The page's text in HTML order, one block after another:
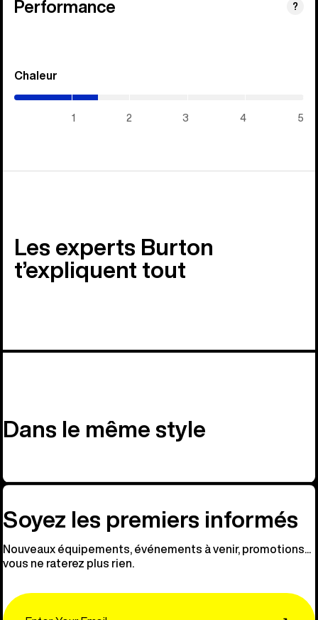
Performance ?
Chaleur
1 2 3 4 5
Les experts Burton
t’expliquent tout
Dans le même style
Soyez les premiers informés
Nouveaux équipements, événements à venir, promotions...
vous ne raterez plus rien.